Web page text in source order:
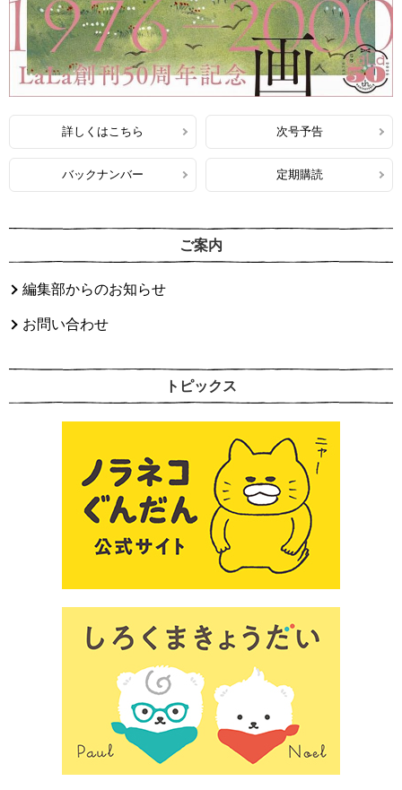
詳しくはこちら 次号予告
バックナンバー 定期購読
ご案内
編集部からのお知らせ
お問い合わせ
トピックス